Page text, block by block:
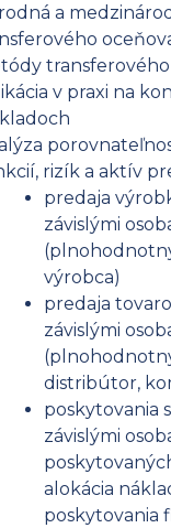
a
v praxi na
rizík a aktív
predaja
závislými
výrobca)
predaja
závislými
distribútor,
poskytovania
závislými
alokácia
poskytovania